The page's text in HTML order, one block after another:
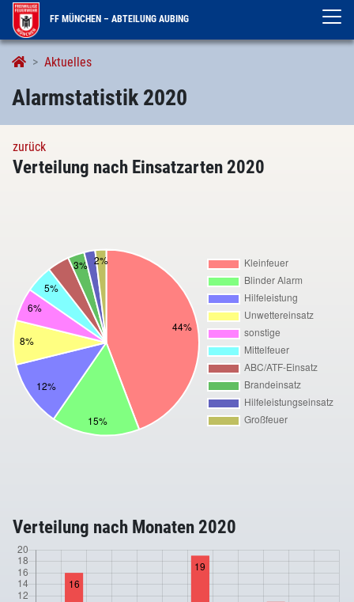
FF MÜNCHEN – ABTEILUNG AUBING
Aktuelles
Alarmierungen
Alarmstatistik 2020
zurück
Verteilung nach Einsatzarten 2020
Verteilung nach Monaten 2020